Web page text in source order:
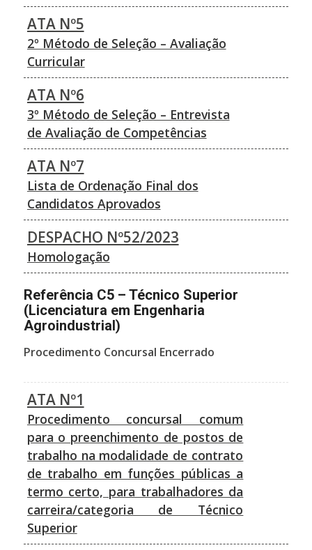
ATA Nº5
2º Método de Seleção – Avaliação
Curricular
ATA Nº6
3º Método de Seleção – Entrevista
de Avaliação de Competências
ATA Nº7
Lista de Ordenação Final dos
Candidatos Aprovados
DESPACHO Nº52/2023
Homologação
Referência C5 – Técnico Superior
(Licenciatura em Engenharia
Agroindustrial)
Procedimento Concursal Encerrado
ATA Nº1
Procedimento concursal comum
para o preenchimento de postos de
trabalho na modalidade de contrato
de trabalho em funções públicas a
termo certo, para trabalhadores da
carreira/categoria de Técnico
Superior